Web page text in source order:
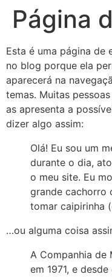
Página
Esta é uma página de
no blog porque ela
aparecerá na
temas. Muitas
as apresenta a
dizer algo assim:
Olá! Eu sou um
durante o dia,
o meu site. Eu
grande cachorro
tomar caipirinha
…ou alguma coisa
A Companhia de
em 1971, e